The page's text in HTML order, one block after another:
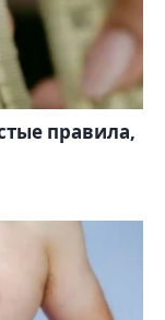
правила,